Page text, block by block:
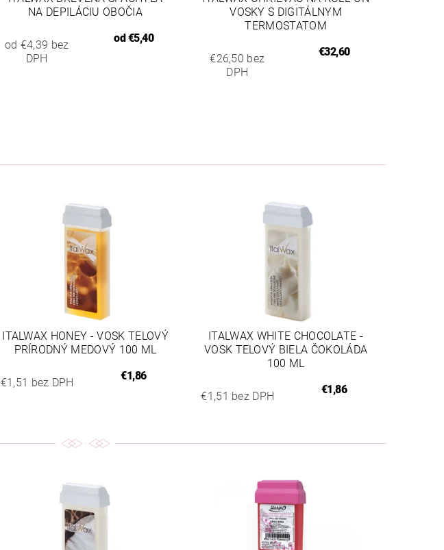
NA DEPILÁCIU OBOČIA
od €4,39 bez
DPH
od€5,40
VOSKY S DIGITÁLNYM
TERMOSTATOM
€26,50 bez
DPH
€32,60
ITALWAX HONEY - VOSK TELOVÝ
PRÍRODNÝ MEDOVÝ 100 ML
€1,51 bez DPH
€1,86
ITALWAX WHITE CHOCOLATE -
VOSK TELOVÝ BIELA ČOKOLÁDA
100 ML
€1,51 bez DPH
€1,86